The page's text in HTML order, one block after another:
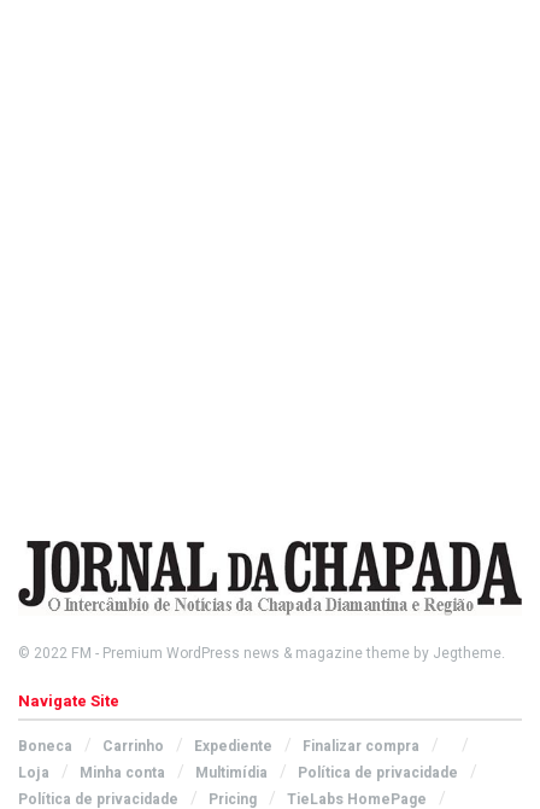
© 2022 FM - Premium WordPress news & magazine theme by Jegtheme.
Navigate Site
Boneca Carrinho Expediente
Finalizar compra
Loja
Minha conta Multimídia
Política de privacidade
Política de privacidade
Pricing TieLabs HomePage